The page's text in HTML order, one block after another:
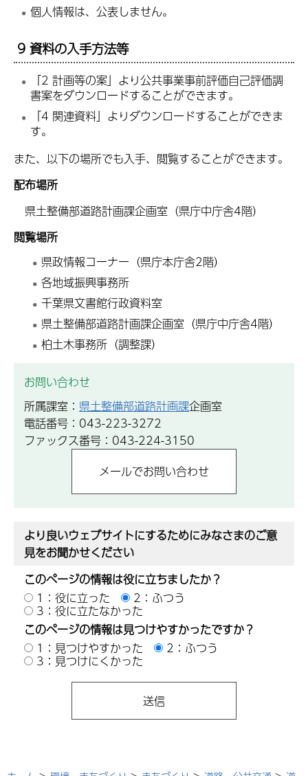
個人情報は、公表しません。
9 資料の入手方法等
「2 計画等の案」より公共事業事前評価自己評価調
書案をダウンロードすることができます。
「4 関連資料」よりダウンロードすることができま
す。
また、以下の場所でも入手、閲覧することができます。
配布場所
県土整備部道路計画課企画室（県庁中庁舎4階）
閲覧場所
県政情報コーナー（県庁本庁舎2階）
各地域振興事務所
千葉県文書館行政資料室
県土整備部道路計画課企画室（県庁中庁舎4階）
柏土木事務所（調整課）
お問い合わせ
所属課室： 県土整備部道路計画課企画室
電話番号：043-223-3272
ファックス番号：043-224-3150
より良いウェブサイトにするためにみなさまのご意
見をお聞かせください
このページの情報は役に立ちましたか？
1：役に立った
2：ふつう
3：役に立たなかった
このページの情報は見つけやすかったですか？
1：見つけやすかった
2：ふつう
3：見つけにくかった